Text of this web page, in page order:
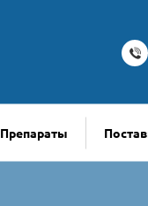
Препараты